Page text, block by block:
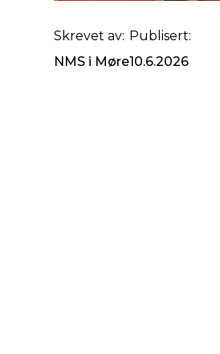
Skrevet av:
NMS i Møre
Publisert:
10.6.2026